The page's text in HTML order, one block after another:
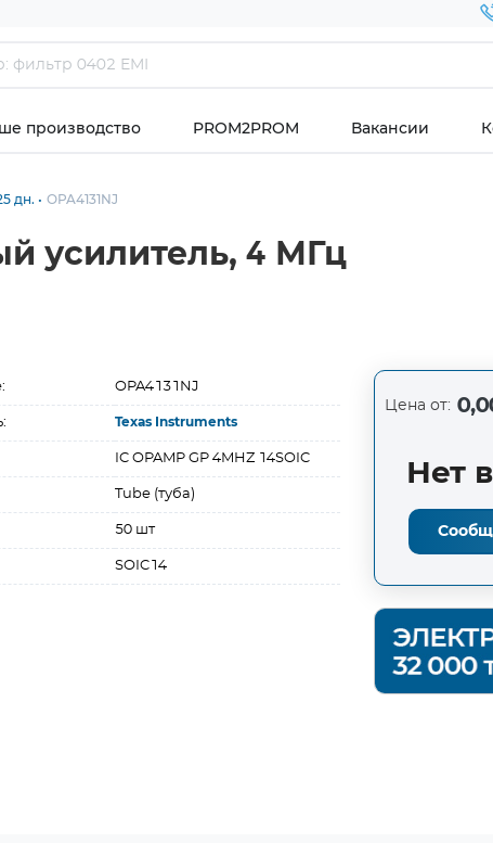
производство PROM2PROM Вакансии
дн. OPA4131NJ
усилитель, 4 МГц
OPA4131NJ
Texas Instruments
IC OPAMP GP 4MHZ 14SOIC
Tube (туба)
50 шт
SOIC14
Цена от:
Нет